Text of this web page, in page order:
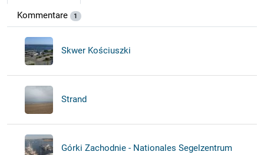
Kommentare 1
Skwer Kościuszki
Strand
Górki Zachodnie - Nationales Segelzentrum